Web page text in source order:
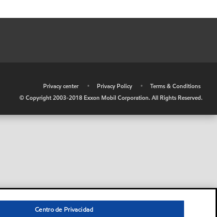
Privacy center • Privacy Policy •
Terms & Conditions
© Copyright 2003-2018 Exxon Mobil Corporation. All Rights Reserved.
Centro de Privacidad